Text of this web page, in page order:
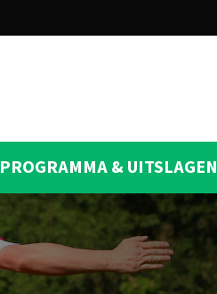
PROGRAMMA & UITSLAGEN